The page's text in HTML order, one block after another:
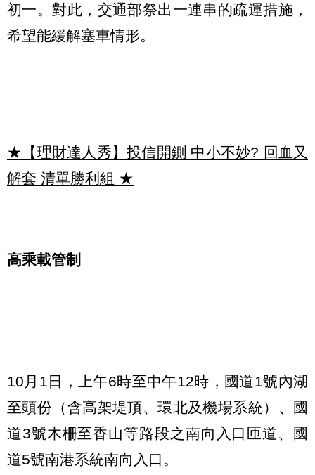
初一。對此，交通部祭出一連串的疏運措施，
希望能緩解塞車情形。
★【理財達人秀】投信開鍘 中小不妙? 回血又
解套 清單勝利組 ★
高乘載管制
10月1日，上午6時至中午12時，國道1號內湖
至頭份（含高架堤頂、環北及機場系統）、國
道3號木柵至香山等路段之南向入口匝道、國
道5號南港系統南向入口。